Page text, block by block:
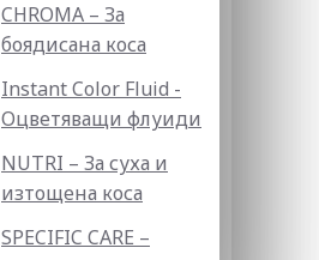
CHROMA – За
боядисана коса
Instant Color Fluid -
Оцветяващи флуиди
NUTRI – За суха и
изтощена коса
SPECIFIC CARE –